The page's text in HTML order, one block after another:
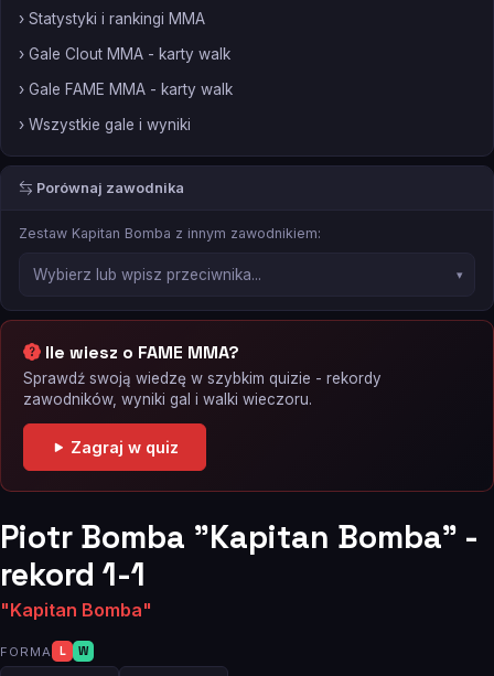
› Statystyki i rankingi MMA
› Gale Clout MMA - karty walk
› Gale FAME MMA - karty walk
› Wszystkie gale i wyniki
Porównaj zawodnika
Zestaw Kapitan Bomba z innym zawodnikiem:
Ile wiesz o FAME MMA?
Sprawdź swoją wiedzę w szybkim quizie - rekordy
zawodników, wyniki gal i walki wieczoru.
Zagraj w quiz
Piotr Bomba "Kapitan Bomba" -
rekord 1-1
"Kapitan Bomba"
FORMA L W